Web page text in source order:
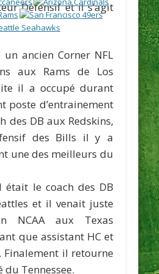
Défensif et il s’agit
un ancien Corner NFL
aux Rams de Los
il a occupé durant
poste d’entrainement
des DB aux Redskins,
des Bills il y a
une des meilleurs du
était le coach des DB
et il venait juste
NCAA aux Texas
que assistant HC et
Finalement il retourne
du Tennessee.